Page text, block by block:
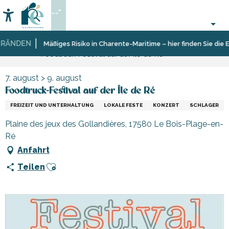
au
contenu
principal
Mäßiges Risiko in Charente-Maritime – hier finden Sie die
Accessibilité
Suche
--°
Startseite
Organisieren
Freizeit
Veranstaltungen,
7. august > 9. august
Foodtruck-Festival auf der Île de Ré
FREIZEIT UND UNTERHALTUNG LOKALE FESTE KONZERT SCHLAGER
Plaine des jeux des Gollandières, 17580 Le Bois-Plage-en-
Ré
Anfahrt
Teilen Ajouter aux favoris